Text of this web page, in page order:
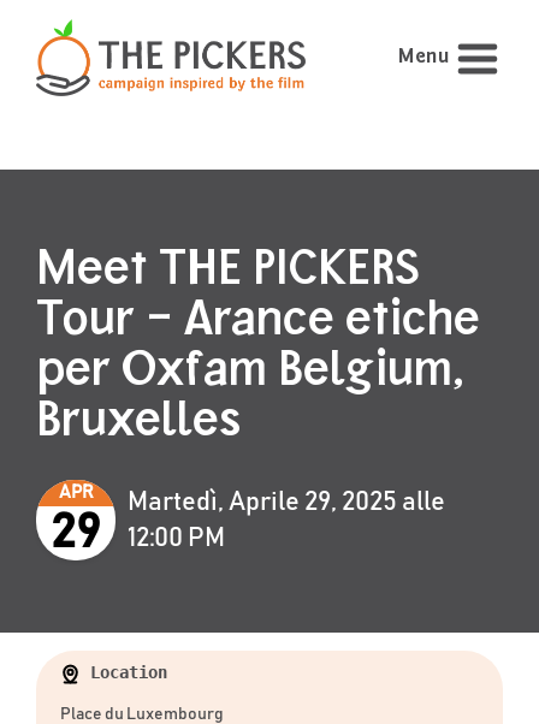
Menu
Meet THE PICKERS
Tour – Arance etiche
per Oxfam Belgium,
Bruxelles
APR
29
Martedì, Aprile 29, 2025 alle
12:00 PM
Location
Place du Luxembourg